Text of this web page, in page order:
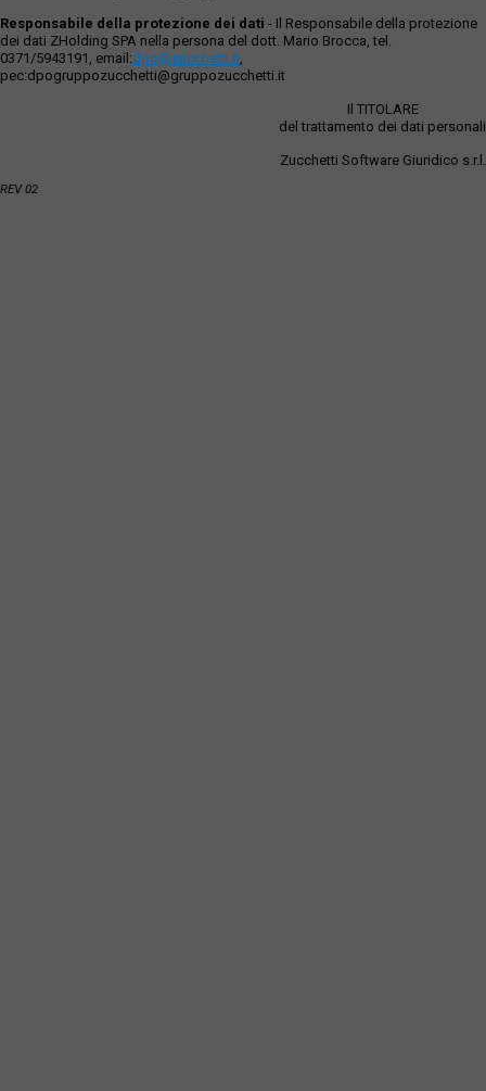
Responsabile della protezione dei dati - Il Responsabile della protezione
dei dati ZHolding SPA nella persona del dott. Mario Brocca, tel.
0371/5943191, email:dpo@zucchetti.it,
pec:dpogruppozucchetti@gruppozucchetti.it
Il TITOLARE
del trattamento dei dati personali
Zucchetti Software Giuridico s.r.l.
REV 02